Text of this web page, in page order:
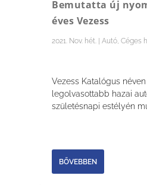
Bemutatta új
éves Vezess
2021. Nov. hét. |Autó,Céges
Vezess Katalógus
legolvasottabb hazai
születésnapi estélyén
BŐVEBBEN